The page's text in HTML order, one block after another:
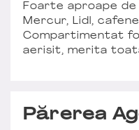
Foarte aproape
Mercur, Lidl,
Compartimentat
aerisit, merita
Părerea